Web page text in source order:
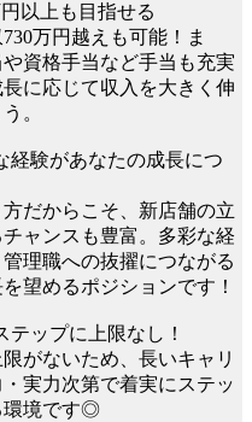
以上も目指せる
万円越えも可能！ま
資格手当など手当も充実
に応じて収入を大きく伸
。
験があなたの成長につ
だからこそ、新店舗の立
ャンスも豊富。多彩な経
理職への抜擢につながる
望めるポジションです！
ップに上限なし！
がないため、長いキャリ
実力次第で着実にステッ
環境です◎